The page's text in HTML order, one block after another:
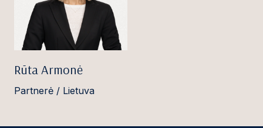
Rūta Armonė
Partnerė / Lietuva